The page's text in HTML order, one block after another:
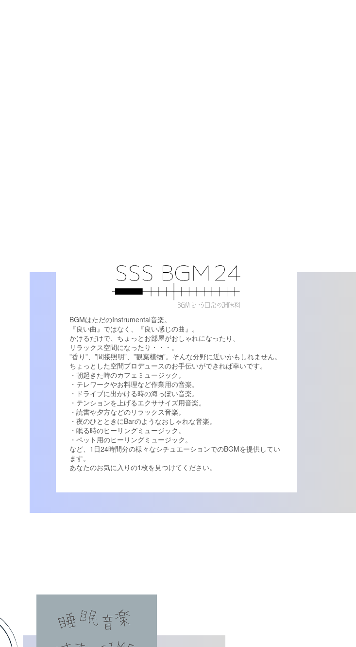
BGMはただのInstrumental音楽。
『良い曲』ではなく、『良い感じの曲』。
かけるだけで、ちょっとお部屋がおしゃれになったり、
リラックス空間になったり・・・。
”香り”、”間接照明”、”観葉植物”。そんな分野に近いかもしれません。
ちょっとした空間プロデュースのお手伝いができれば幸いです。
・朝起きた時のカフェミュージック。
・テレワークやお料理など作業用の音楽。
・ドライブに出かける時の海っぽい音楽。
・テンションを上げるエクササイズ用音楽。
・読書や夕方などのリラックス音楽。
・夜のひとときにBarのようなおしゃれな音楽。
・眠る時のヒーリングミュージック。
・ペット用のヒーリングミュージック。
など、1日24時間分の様々なシチュエーションでのBGMを提供してい
ます。
あなたのお気に入りの1枚を見つけてください。